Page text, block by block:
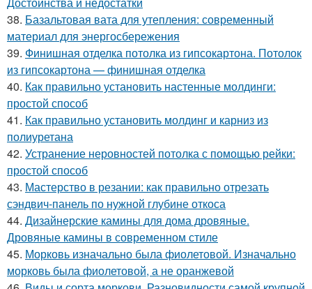
38. Базальтовая вата для утепления: современный
материал для энергосбережения
39. Финишная отделка потолка из гипсокартона. Потолок
из гипсокартона — финишная отделка
40. Как правильно установить настенные молдинги:
простой способ
41. Как правильно установить молдинг и карниз из
полиуретана
42. Устранение неровностей потолка с помощью рейки:
простой способ
43. Мастерство в резании: как правильно отрезать
сэндвич-панель по нужной глубине откоса
44. Дизайнерские камины для дома дровяные.
Дровяные камины в современном стиле
45. Морковь изначально была фиолетовой. Изначально
морковь была фиолетовой, а не оранжевой